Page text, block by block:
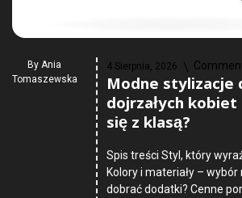
By Ania
Tomaszewska
4 Sierpnia, 2026
Modne stylizacje
dojrzałych
się z klasą?
Spis treści Styl, który
Kolory i materiały –
dobrać dodatki? Cenne